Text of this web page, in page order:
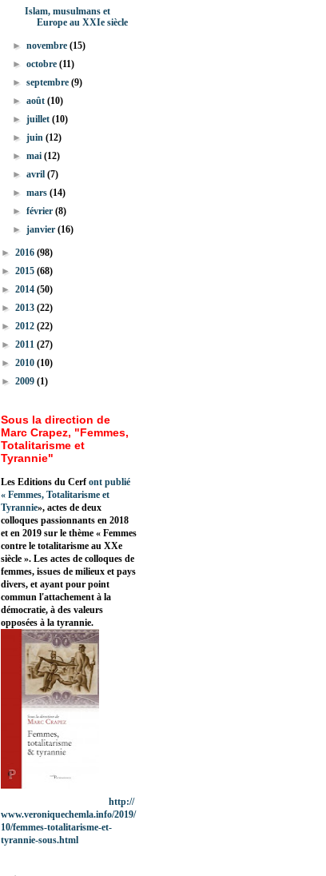
Islam, musulmans et
Europe au XXIe siècle
►novembre(15)
►octobre(11)
►septembre(9)
►août(10)
►juillet(10)
►juin(12)
►mai(12)
►avril(7)
►mars(14)
►février(8)
►janvier(16)
► 2016 (98)
► 2015 (68)
► 2014 (50)
► 2013 (22)
► 2012 (22)
► 2011 (27)
► 2010 (10)
► 2009 (1)
Sous la direction de
Marc Crapez, "Femmes,
Totalitarisme et
Tyrannie"
Les Editions du Cerfont publié
« Femmes, Totalitarisme et
Tyrannie», actes de deux
colloques passionnants en 2018
et en 2019 sur le thème « Femmes
contre le totalitarisme au XXe
siècle ». Les actes de colloques de
femmes, issues de milieux et pays
divers, et ayant pour point
commun l'attachement à la
démocratie, à des valeurs
opposées à la tyrannie.
http://
www.veroniquechemla.info/2019/
10/femmes-totalitarisme-et-
tyrannie-sous.html